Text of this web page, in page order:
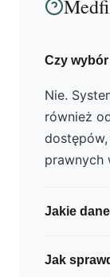
Czy
Nie.
również
prawnych
Jakie
Jak